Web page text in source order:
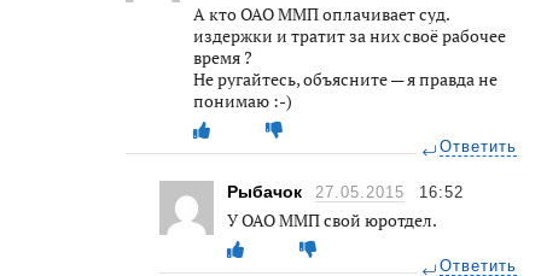
А кто ОАО ММП оплачивает суд.
издержки и тратит за них своё рабочее
время ?
Не ругайтесь, объясните — я правда не
понимаю :-)
Ответить
Рыбачок 27.05.2015 16:52
У ОАО ММП свой юротдел.
Ответить